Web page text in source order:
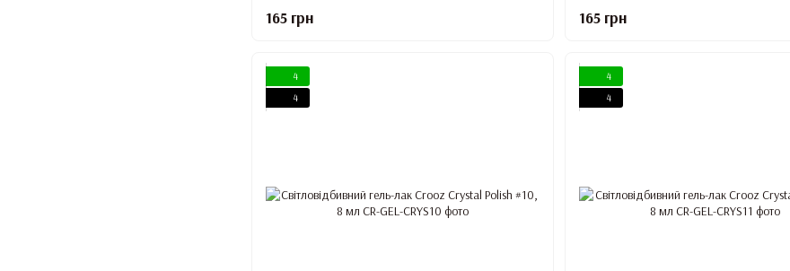
165 грн 165 грн
4
4
4
4